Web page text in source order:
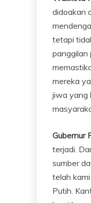
didoakan
tetapi
panggilan
mereka
jiwa yang
Gubernur
terjadi.
sumber
telah
Putih.